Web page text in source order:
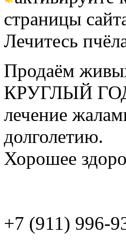
страницы
Лечитесь
Продаём
КРУГЛЫЙ
лечение
долголетию.
Хорошее
+7 (911) 996-